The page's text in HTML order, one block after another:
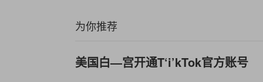
为你推荐
美国白—宫开通T‘i’kTok官方账号